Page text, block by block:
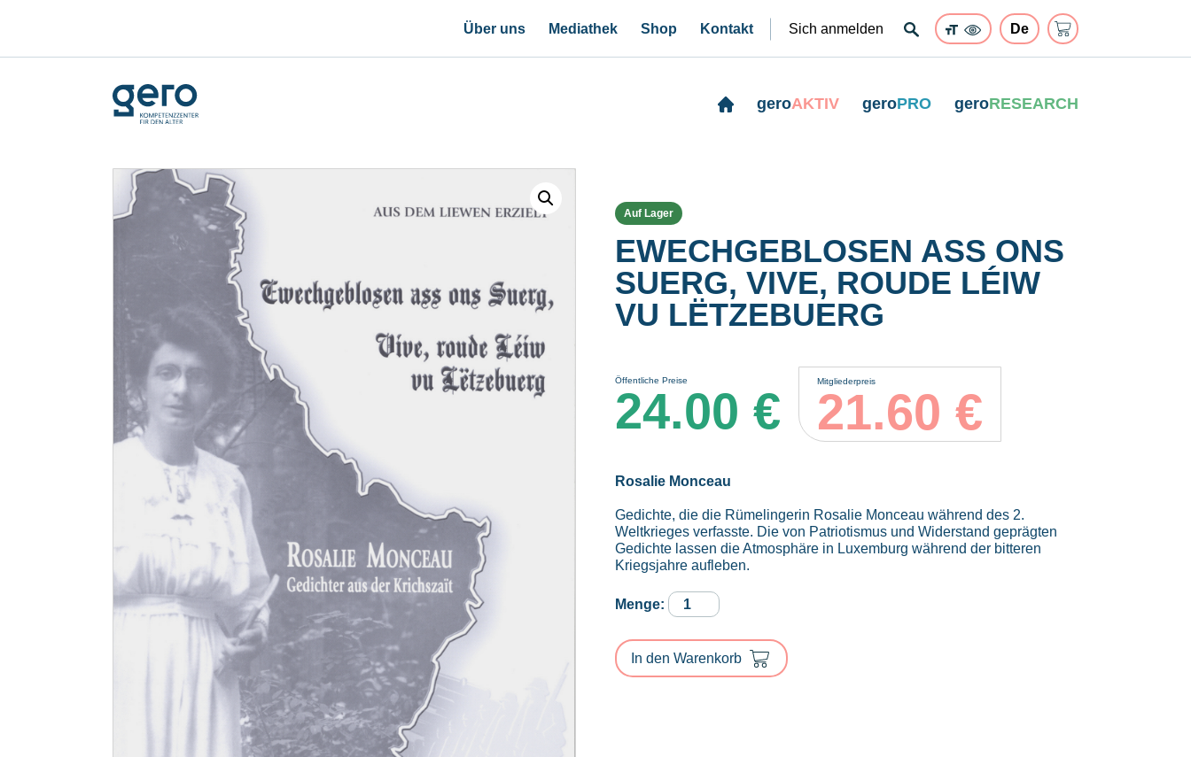
Über uns Mediathek Shop Kontakt Sich anmelden
geroAKTIV geroPRO geroRESEARCH
Auf Lager
EWECHGEBLOSEN ASS ONS
SUERG, VIVE, ROUDE LÉIW
VU LËTZEBUERG
Öffentliche Preise
24.00 €
Mitgliederpreis
21.60 €
Rosalie Monceau
Gedichte, die die Rümelingerin Rosalie Monceau während des 2.
Weltkrieges verfasste. Die von Patriotismus und Widerstand geprägten
Gedichte lassen die Atmosphäre in Luxemburg während der bitteren
Kriegsjahre aufleben.
EWECHGEBLOSEN
ASS
SUERG,
VIVE,
In den Warenkorb